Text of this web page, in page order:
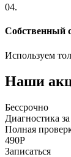
04.
Собственный
Используем
Наши
Бессрочно
Диагностика
Полная
490Р
Записаться